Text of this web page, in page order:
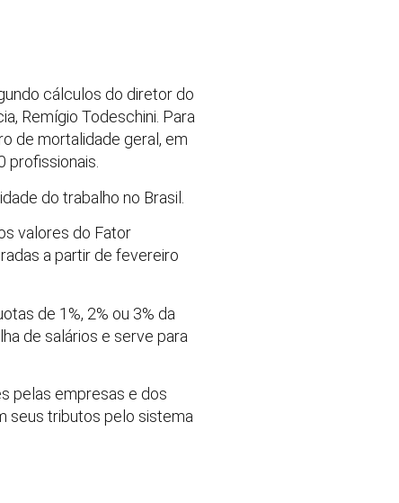
cálculos do diretor do
Remígio Todeschini. Para
de mortalidade geral, em
profissionais.
do trabalho no Brasil.
valores do Fator
a partir de fevereiro
de 1%, 2% ou 3% da
de salários e serve para
pelas empresas e dos
seus tributos pelo sistema